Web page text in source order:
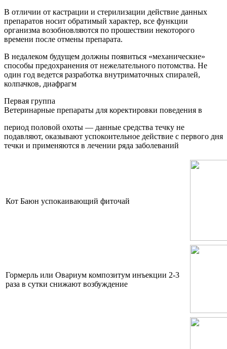
В отличии от кастрации и стерилизации действие данных
препаратов носит обратимый характер, все функции
организма возобновляются по прошествии некоторого
времени после отмены препарата.
В недалеком будущем должны появиться «механические»
способы предохранения от нежелательного потомства. Не
один год ведется разработка внутриматочных спиралей,
колпачков, диафрагм
Первая группа
Ветеринарные препараты для коректировки поведения в
период половой охоты — данные средства течку не
подавляют, оказывают успокоительное действие с первого дня
течки и применяются в лечении ряда заболеваний
Кот Баюн успокаивающий фиточай
Гормерль или Овариум композитум инъекции 2-3
раза в сутки снижают возбуждение